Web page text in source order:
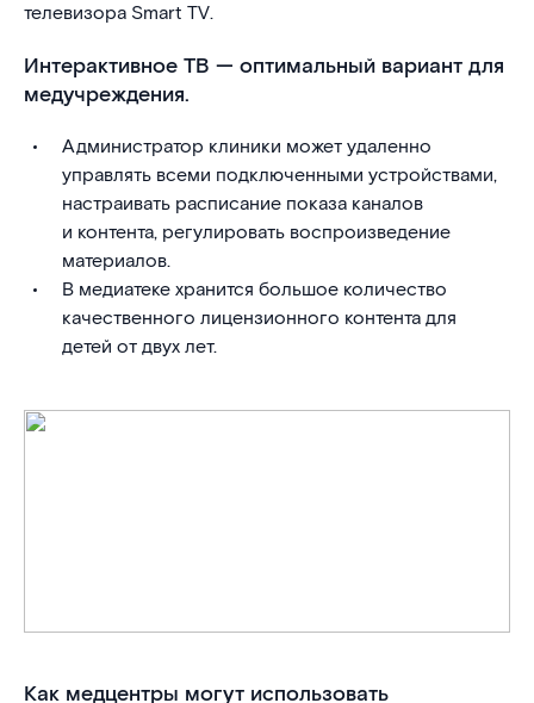
телевизора Smart TV.
Интерактивное ТВ — оптимальный вариант для
медучреждения.
Администратор клиники может удаленно
управлять всеми подключенными устройствами,
настраивать расписание показа каналов
и контента, регулировать воспроизведение
материалов.
В медиатеке хранится большое количество
качественного лицензионного контента для
детей от двух лет.
Как медцентры могут использовать